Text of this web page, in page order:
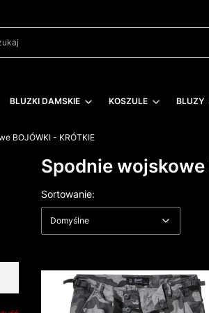
BLUZKI DAMSKIE KOSZULE BLUZY
BOJÓWKI - KRÓTKIE
Spodnie wojskowe
Lista produktów
Sortowanie:
Domyślne